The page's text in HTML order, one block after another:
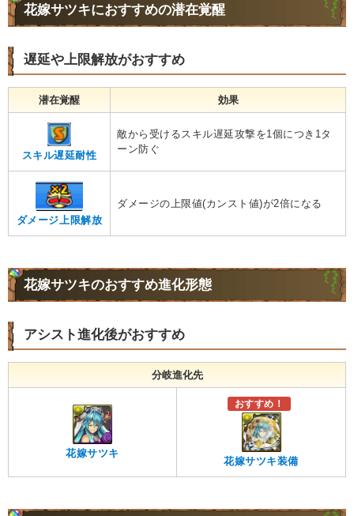
花嫁サツキにおすすめの潜在覚醒
遅延や上限解放がおすすめ
潜在覚醒 効果
スキル遅延耐性
敵から受けるスキル遅延攻撃を1個につき1タ
ーン防ぐ
ダメージ上限解放
ダメージの上限値(カンスト値)が2倍になる
花嫁サツキのおすすめ進化形態
アシスト進化後がおすすめ
分岐進化先
花嫁サツキ
おすすめ！
花嫁サツキ装備